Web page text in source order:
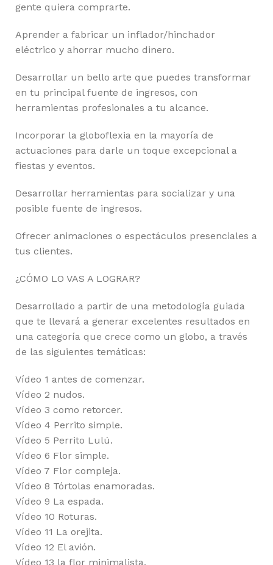
gente quiera comprarte.
Aprender a fabricar un inflador/hinchador
eléctrico y ahorrar mucho dinero.
Desarrollar un bello arte que puedes transformar
en tu principal fuente de ingresos, con
herramientas profesionales a tu alcance.
Incorporar la globoflexia en la mayoría de
actuaciones para darle un toque excepcional a
fiestas y eventos.
Desarrollar herramientas para socializar y una
posible fuente de ingresos.
Ofrecer animaciones o espectáculos presenciales a
tus clientes.
¿CÓMO LO VAS A LOGRAR?
Desarrollado a partir de una metodología guiada
que te llevará a generar excelentes resultados en
una categoría que crece como un globo, a través
de las siguientes temáticas:
Vídeo 1 antes de comenzar.
Vídeo 2 nudos.
Vídeo 3 como retorcer.
Vídeo 4 Perrito simple.
Vídeo 5 Perrito Lulú.
Vídeo 6 Flor simple.
Vídeo 7 Flor compleja.
Vídeo 8 Tórtolas enamoradas.
Vídeo 9 La espada.
Vídeo 10 Roturas.
Vídeo 11 La orejita.
Vídeo 12 El avión.
Vídeo 13 la flor minimalista.